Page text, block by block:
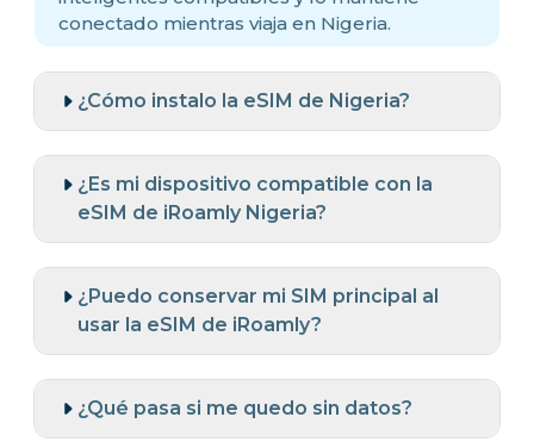
conectado mientras viaja en Nigeria.
¿Cómo instalo la eSIM de Nigeria?
¿Es mi dispositivo compatible con la
eSIM de iRoamly Nigeria?
¿Puedo conservar mi SIM principal al
usar la eSIM de iRoamly?
¿Qué pasa si me quedo sin datos?